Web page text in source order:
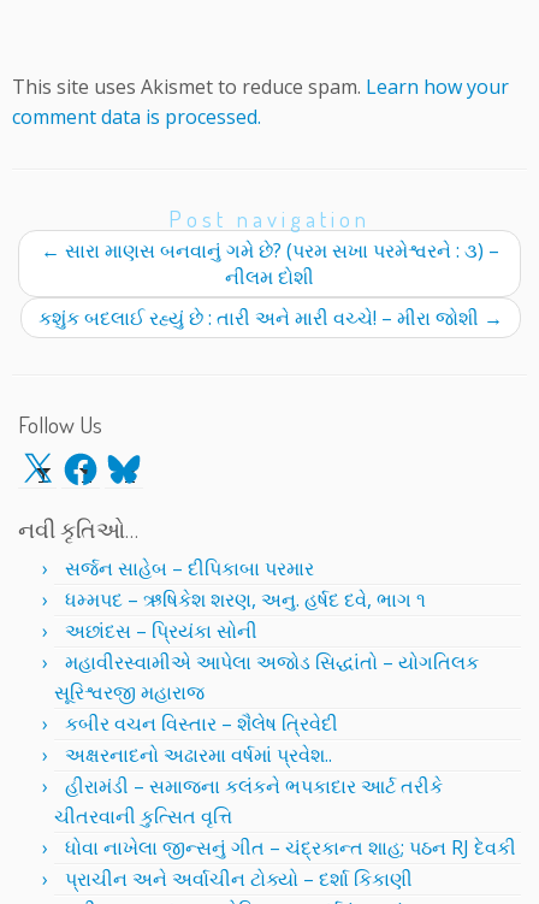
This site uses Akismet to reduce spam. Learn how your
comment data is processed.
Post navigation
← સારા માણસ બનવાનું ગમે છે? (પરમ સખા પરમેશ્વરને : ૩) –
નીલમ દોશી
કશુંક બદલાઈ રહ્યું છે : તારી અને મારી વચ્ચે! – મીરા જોશી →
Follow Us
X Facebook
Bluesky
નવી કૃતિઓ…
સર્જન સાહેબ – દીપિકાબા પરમાર
ધમ્મપદ – ઋષિકેશ શરણ, અનુ. હર્ષદ દવે, ભાગ ૧
અછાંદસ – પ્રિયંકા સોની
મહાવીરસ્વામીએ આપેલા અજોડ સિદ્ધાંતો – યોગતિલક
સૂરિશ્વરજી મહારાજ
કબીર વચન વિસ્તાર – શૈલેષ ત્રિવેદી
અક્ષરનાદનો અઢારમા વર્ષમાં પ્રવેશ..
હીરામંડી – સમાજના કલંકને ભપકાદાર આર્ટ તરીકે
ચીતરવાની કુત્સિત વૃત્તિ
ધોવા નાખેલા જીન્સનું ગીત – ચંદ્રકાન્ત શાહ; પઠન RJ દેવકી
પ્રાચીન અને અર્વાચીન ટોક્યો – દર્શા કિકાણી